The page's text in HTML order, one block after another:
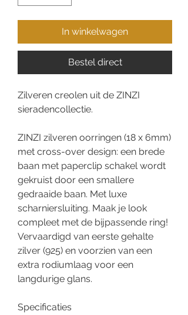
In winkelwagen
Bestel direct
Zilveren creolen uit de ZINZI
sieradencollectie.
ZINZI zilveren oorringen (18 x 6mm)
met cross-over design: een brede
baan met paperclip schakel wordt
gekruist door een smallere
gedraaide baan. Met luxe
scharniersluiting. Maak je look
compleet met de bijpassende ring!
Vervaardigd van eerste gehalte
zilver (925) en voorzien van een
extra rodiumlaag voor een
langdurige glans.
Specificaties